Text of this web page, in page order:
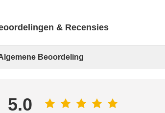
& Recensies
Beoordeling
5.0